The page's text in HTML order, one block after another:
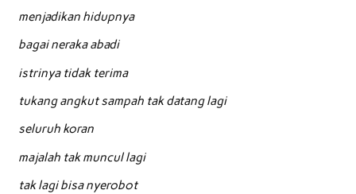
menjadikan hidupnya
bagai neraka abadi
istrinya tidak terima
tukang angkut sampah tak datang lagi
seluruh koran
majalah tak muncul lagi
tak lagi bisa nyerobot